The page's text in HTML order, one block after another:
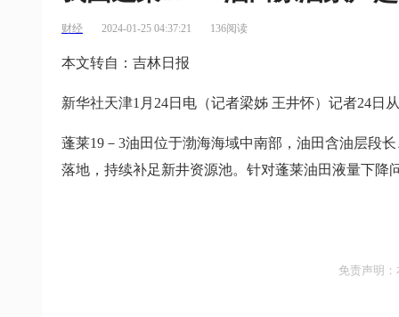
财经 2024-01-25 04:37:21 136阅读
本文转自：吉林日报
新华社天津1月24日电（记者梁姊 王井怀）记者24日
蓬莱19－3油田位于渤海海域中南部，油田含油层段
落地，持续补足新井资源池。针对蓬莱油田液量下降
免责声明